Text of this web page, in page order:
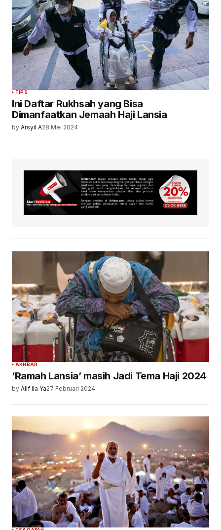
TIPS
Ini Daftar Rukhsah yang Bisa
Dimanfaatkan Jemaah Haji Lansia
by Arsyil A28 Mei 2024
AKHBAR
‘Ramah Lansia’ masih Jadi Tema Haji 2024
by Alif Ila Ya27 Februari 2024